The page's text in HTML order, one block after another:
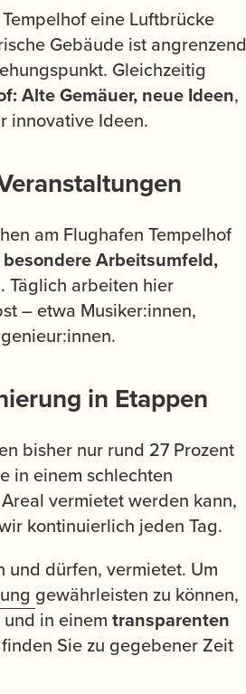
eine Luftbrücke
Gebäude ist angrenzend
Gleichzeitig
Alte Gemäuer, neue Ideen,
innovative Ideen.
am Flughafen Tempelhof
besondere Arbeitsumfeld,
Täglich arbeiten hier
– etwa Musiker:innen,
in Etappen
bisher nur rund 27 Prozent
in einem schlechten
vermietet werden kann,
kontinuierlich jeden Tag.
und dürfen, vermietet. Um
gewährleisten zu können,
in einem transparenten
Sie zu gegebener Zeit